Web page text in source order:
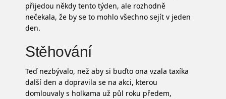
přijedou někdy tento týden, ale rozhodně
nečekala, že by se to mohlo všechno sejít v jeden
den.
Stěhování
Teď nezbývalo, než aby si buďto ona vzala taxíka
další den a dopravila se na akci, kterou
domlouvaly s holkama už půl roku předem,